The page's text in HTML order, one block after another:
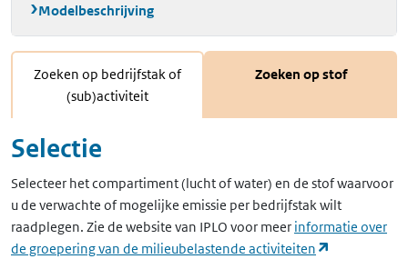
Modelbeschrijving
Zoeken op bedrijfstak of
(sub)activiteit
Zoeken op stof
Selectie
Selecteer het compartiment (lucht of water) en de stof waarvoor
u de verwachte of mogelijke emissie per bedrijfstak wilt
raadplegen. Zie de website van IPLO voor meer informatie over
de groepering van de milieubelastende activiteiten